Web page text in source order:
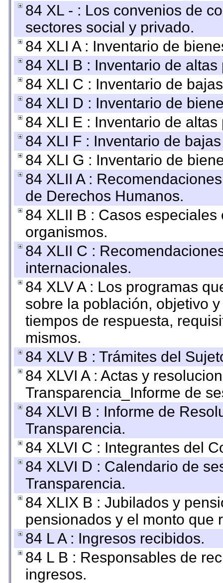
84 XL - : Los convenios de
sectores social y privado.
84 XLI A : Inventario de
84 XLI B : Inventario de
84 XLI C : Inventario de
84 XLI D : Inventario de
84 XLI E : Inventario de
84 XLI F : Inventario de
84 XLI G : Inventario de
84 XLII A :
de Derechos Humanos.
84 XLII B : Casos
organismos.
84 XLII C :
internacionales.
84 XLV A : Los programas
sobre la población, objetivo
tiempos de respuesta,
mismos.
84 XLV B : Trámites del
84 XLVI A : Actas y
Transparencia_Informe de
84 XLVI B : Informe de
Transparencia.
84 XLVI C : Integrantes del
84 XLVI D : Calendario de
Transparencia.
84 XLIX B : Jubilados y
pensionados y el monto que
84 L A : Ingresos recibidos.
84 L B : Responsables de
ingresos.